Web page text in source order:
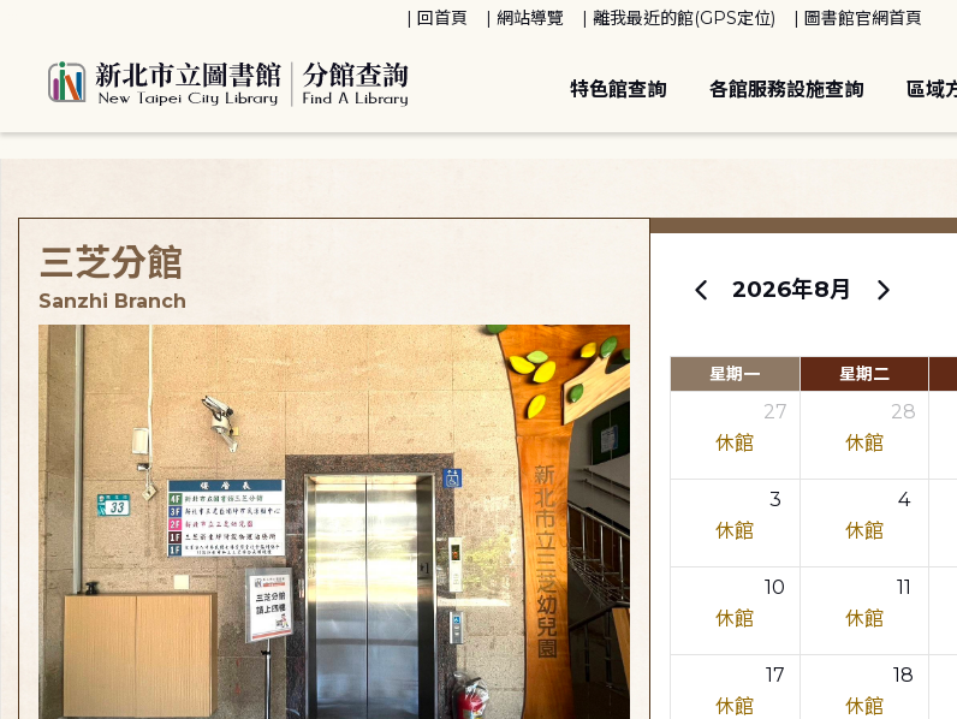
回首頁 網站導覽 離我最近的館(GPS定位) 圖書館官網首頁
特色館查詢 各館服務設施查詢 區域
2026年8月
星期一 星期二
27
休館
28
休館
3
休館
4
休館
10
休館
11
休館
17
休館
18
休館
三芝分館
Sanzhi Branch